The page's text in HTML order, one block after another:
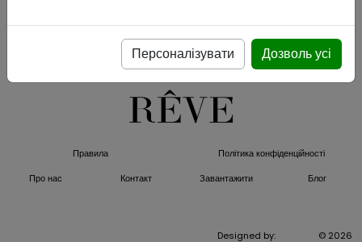
Правила
Політика конфіденційності
Про нас
Контакт Завантажити Блог
Designed by: © 2026
Персоналізувати Дозволь усі